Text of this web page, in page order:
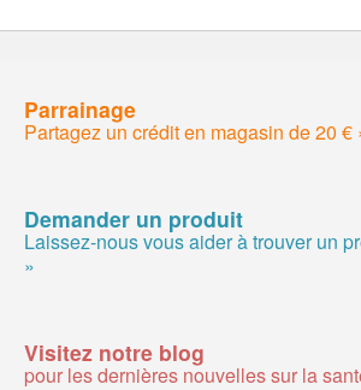
Parrainage
Partagez un crédit en magasin de 20 €
Demander un produit
Laissez-nous vous aider à trouver un
»
Visitez notre blog
pour les dernières nouvelles sur la